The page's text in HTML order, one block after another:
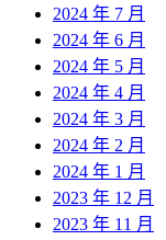
2024 年 7 月
2024 年 6 月
2024 年 5 月
2024 年 4 月
2024 年 3 月
2024 年 2 月
2024 年 1 月
2023 年 12 月
2023 年 11 月